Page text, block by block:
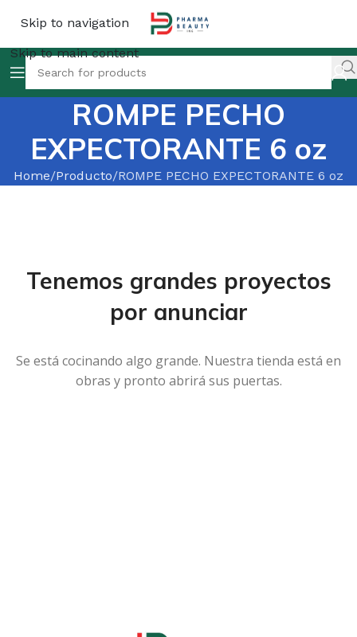
Skip to navigation
Skip to main content
ROMPE PECHO
EXPECTORANTE 6 oz
Home Producto ROMPE PECHO EXPECTORANTE 6 oz
Tenemos grandes proyectos
por anunciar
Se está cocinando algo grande. Nuestra tienda está en
obras y pronto abrirá sus puertas.